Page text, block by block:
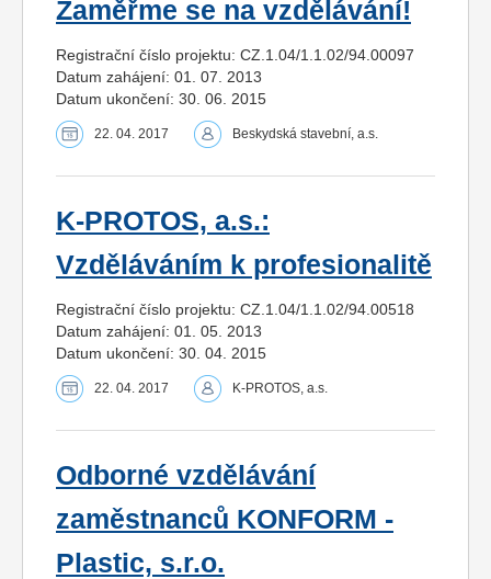
Zaměřme se na vzdělávání!
Registrační číslo projektu: CZ.1.04/1.1.02/94.00097
Datum zahájení: 01. 07. 2013
Datum ukončení: 30. 06. 2015
22. 04. 2017 Beskydská stavební, a.s.
K-PROTOS, a.s.:
Vzděláváním k profesionalitě
Registrační číslo projektu: CZ.1.04/1.1.02/94.00518
Datum zahájení: 01. 05. 2013
Datum ukončení: 30. 04. 2015
22. 04. 2017 K-PROTOS, a.s.
Odborné vzdělávání
zaměstnanců KONFORM -
Plastic, s.r.o.